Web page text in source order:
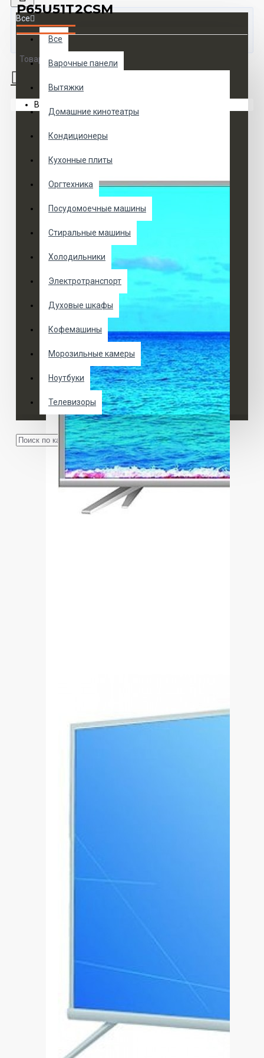
Все
Все
Варочные панели
Вытяжки
Домашние кинотеатры
Кондиционеры
Кухонные плиты
Оргтехника
Посудомоечные машины
Стиральные машины
Холодильники
Электротранспорт
Духовые шкафы
Кофемашины
Морозильные камеры
Ноутбуки
Телевизоры
Товаров 0 (0 руб.)
Ваша корзина пуста!
P65U51T2CSM